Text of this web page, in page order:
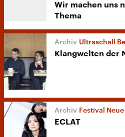
Wir machen uns
Thema
Ultraschall
Klangwelten der
Festival
ECLAT